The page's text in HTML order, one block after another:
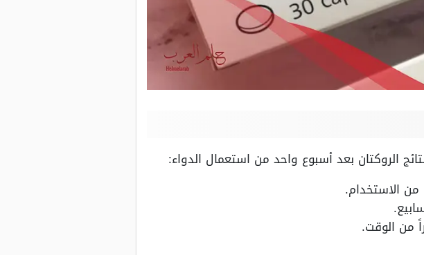
الروكتان بعد أسبوع واحد من استعمال الدواء:
الاستخدام.
من الوقت.